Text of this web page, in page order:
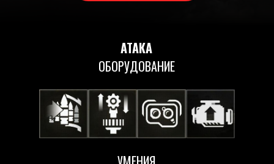
АТАКА
ОБОРУДОВАНИЕ